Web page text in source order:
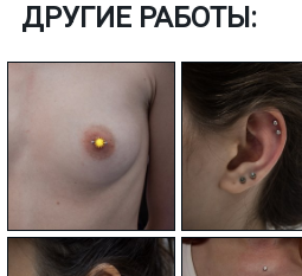
ДРУГИЕ РАБОТЫ: